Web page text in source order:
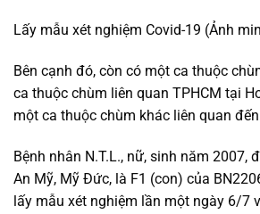
Lấy mẫu xét nghiệm Covid-19 (Ảnh
Bên cạnh đó, còn có một ca thuộc
ca thuộc chùm liên quan TPHCM tại
một ca thuộc chùm khác liên quan
Bệnh nhân N.T.L., nữ, sinh năm 2007,
An Mỹ, Mỹ Đức, là F1 (con) của
lấy mẫu xét nghiệm lần một ngày 6/7